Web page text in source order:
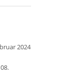
2024